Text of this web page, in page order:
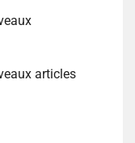
articles